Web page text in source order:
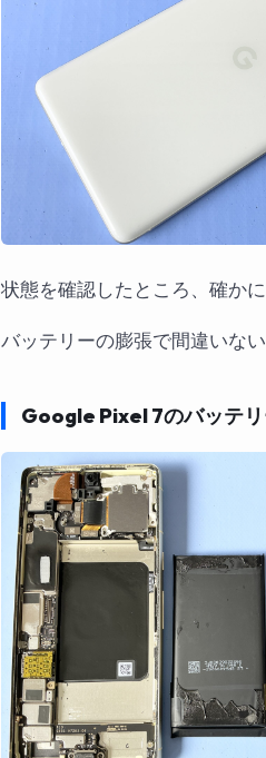
状態を確認したところ、確か
バッテリーの膨張で間違いない
Google Pixel 7のバッテ